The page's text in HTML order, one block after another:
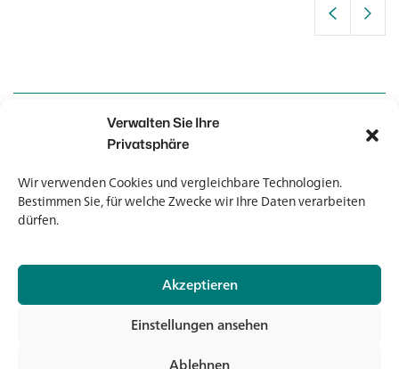
Verwalten Sie Ihre
Privatsphäre
Wir verwenden Cookies und vergleichbare Technologien.
Bestimmen Sie, für welche Zwecke wir Ihre Daten verarbeiten
dürfen.
Akzeptieren
Einstellungen ansehen
Kontakt
Kontakt
Newsletter
Newsletter
© 2026 Banholzer AG
Impressum
Datenschutz